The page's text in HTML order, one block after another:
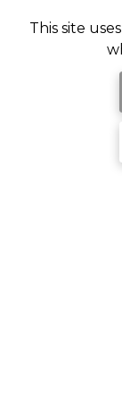
This site